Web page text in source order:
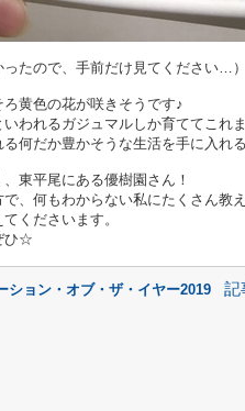
ったので、手前だけ見てください…）
黄色の花が咲きそうです♪
われるガジュマルしか育ててこれ
何だか豊かそうな生活を手に入れ
東平尾にある優樹園さん！
、何もわからない私にたくさん教
くださいます。
ひ☆
ョン・オブ・ザ・イヤー2019 記